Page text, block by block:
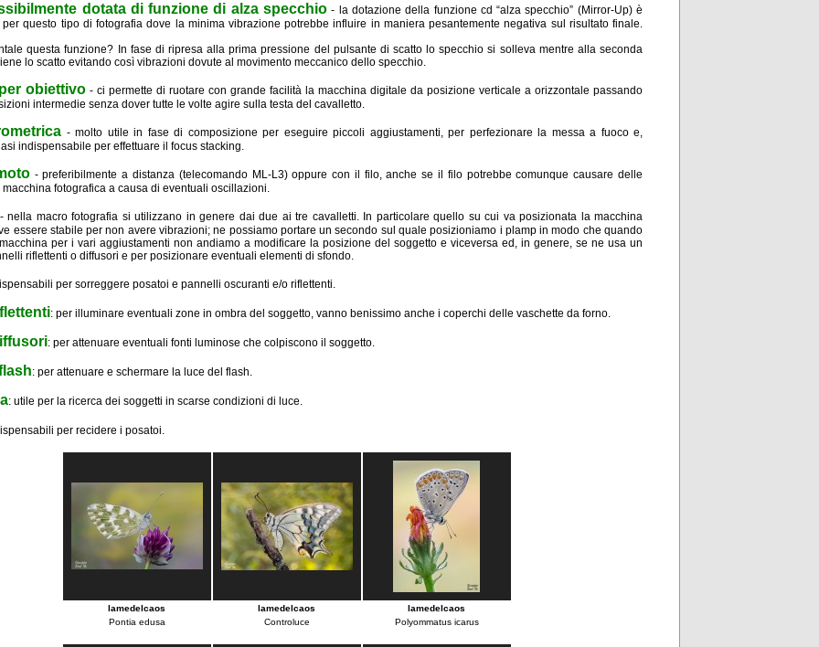
dotata di funzione di alza specchio - la dotazione della funzione cd “alza specchio” (Mirror-Up) è
per questo tipo di fotografia dove la minima vibrazione potrebbe influire in maniera pesantemente negativa sul risultato finale.
questa funzione? In fase di ripresa alla prima pressione del pulsante di scatto lo specchio si solleva mentre alla seconda
lo scatto evitando così vibrazioni dovute al movimento meccanico dello specchio.
obiettivo - ci permette di ruotare con grande facilità la macchina digitale da posizione verticale a orizzontale passando
intermedie senza dover tutte le volte agire sulla testa del cavalletto.
- molto utile in fase di composizione per eseguire piccoli aggiustamenti, per perfezionare la messa a fuoco e,
indispensabile per effettuare il focus stacking.
- preferibilmente a distanza (telecomando ML-L3) oppure con il filo, anche se il filo potrebbe comunque causare delle
fotografica a causa di eventuali oscillazioni.
- nella macro fotografia si utilizzano in genere dai due ai tre cavalletti. In particolare quello su cui va posizionata la macchina
essere stabile per non avere vibrazioni; ne possiamo portare un secondo sul quale posizioniamo i plamp in modo che quando
per i vari aggiustamenti non andiamo a modificare la posizione del soggetto e viceversa ed, in genere, se ne usa un
riflettenti o diffusori e per posizionare eventuali elementi di sfondo.
per sorreggere posatoi e pannelli oscuranti e/o riflettenti.
: per illuminare eventuali zone in ombra del soggetto, vanno benissimo anche i coperchi delle vaschette da forno.
: per attenuare eventuali fonti luminose che colpiscono il soggetto.
: per attenuare e schermare la luce del flash.
: utile per la ricerca dei soggetti in scarse condizioni di luce.
per recidere i posatoi.
lamedelcaos lamedelcaos
lamedelcaos
Pontia edusa
Controluce Polyommatus icarus